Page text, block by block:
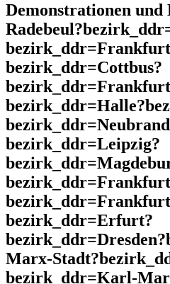
Demonstrationen und
bezirk_ddr=Cottbus?
bezirk_ddr=Leipzig?
bezirk_ddr=Erfurt?
Marx-
bezirk_ddr=Karl-